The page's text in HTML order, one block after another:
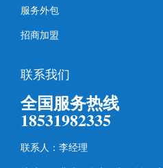
服务外包
招商加盟
联系我们
全国服务热线
18531982335
联系人：李经理